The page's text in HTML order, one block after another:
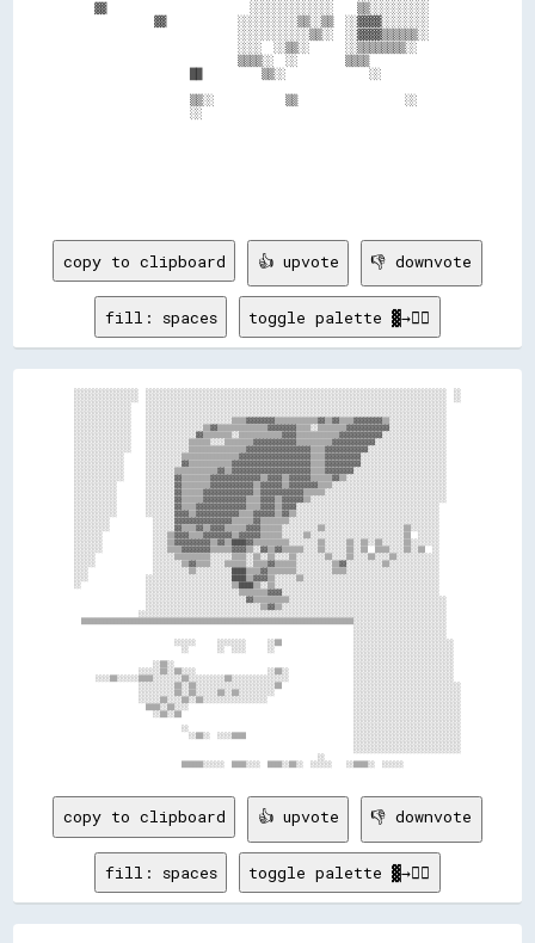
▓▓                        ░░░░░░░░░░░░░░    ▒▒░░░░░░░░░░
          ▓▓            ░░░░░░░░░░▒▒░░▒▒  ░░▓▓▓▓░░░░░░░░
                        ░░░░░░░░░░░░▒▒░░  ░░▓▓▓▓▒▒▒▒▒▒░░
                        ░░░░  ░░▒▒░░      ░░▒▒▒▒▒▒▒▒░░
                        ▒▒▒▒░░  ░░        ▒▒▒▒
                ██          ▒▒░░              ░░
                ▒▒░░            ▒▒                  ░░
                ░░
copy to clipboard 👍 upvote 👎 downvote
fill: spaces toggle palette ▓→✊🏽
░░░░░░░░░░░░░░░░░░  ░░░░░░░░░░░░░░░░░░░░░░░░░░░░░░░░░░░░░░░░░░░░░░░░░░░░░░░░░░░░░░░░░░░░░░░░░░░░░░░░░░░░  ░░
░░░░░░░░░░░░░░░░░░  ░░░░░░░░░░░░░░░░░░░░░░░░░░░░░░░░░░░░░░░░░░░░░░░░░░░░░░░░░░░░░░░░░░░░░░░░░░░░░░░░░░░░  ░░
░░░░░░░░░░░░░░░░    ░░░░░░░░░░░░░░░░░░░░░░░░░░░░░░░░░░░░░░░░░░░░░░░░░░░░░░░░░░░░░░░░░░░░░░░░░░░░░░░░░░░░
░░░░░░░░░░░░░░░░    ░░░░░░░░░░░░░░░░░░░░░░░░░░░░░░░░░░░░░░░░░░░░░░░░░░░░░░░░░░░░░░░░░░░░░░░░░░░░░░░░░░░░
░░░░░░░░░░░░░░░░    ░░░░░░░░░░░░░░░░░░░░░░░░▒▒▒▒▓▓▓▓▓▓▓▓▒▒▒▒▒▒▒▒▒▒▒▒▓▓▒▒▓▓▒▒▒▒▓▓▓▓▓▓▓▓▒▒░░░░░░░░░░░░░░░░
░░░░░░░░░░░░░░░░    ░░░░░░░░░░░░░░░░▒▒▓▓▒▒▒▒▒▒▒▒▒▒▒▒▒▒▓▓▓▓▓▓▓▓▒▒▒▒░░▒▒▒▒▒▒▒▒▓▓▓▓▓▓▓▓▓▓▓▓░░░░░░░░░░░░░░░░
░░░░░░░░░░░░░░░░    ░░░░░░░░░░░░░░▓▓▒▒▒▒▒▒▒▒░░▒▒▒▒▒▒▒▒▒▒▒▒▓▓▓▓▒▒▒▒▒▒▒▒▒▒▒▒▓▓▓▓▓▓▓▓▓▓▓▓░░░░░░░░░░░░░░░░░░
░░░░░░░░░░░░░░░░    ░░░░░░░░░░░░▒▒▒▒▒▒░░░░▒▒▒▒▒▒▒▒▓▓▓▓▓▓▓▓▓▓▓▓▒▒▒▒▒▒▒▒▒▒▓▓▓▓▓▓▓▓▓▓▓▓░░░░░░░░░░░░░░░░░░░░
░░░░░░░░░░░░░░░░    ░░░░░░░░░░░░▒▒▒▒▒▒▒▒▒▒▒▒▒▒▒▒▓▓▓▓▓▓▓▓▓▓▓▓▓▓▓▓▓▓▒▒▒▒▓▓▓▓▓▓▓▓▓▓▓▓░░░░░░░░░░░░░░░░░░░░░░
░░░░░░░░░░░░░░      ░░░░░░░░░░▒▒▒▒▒▒▒▒▒▒▒▒▒▒▒▒▓▓▓▓▓▓▓▓▓▓▓▓▓▓▓▓▓▓▓▓▒▒▒▒▓▓▓▓▓▓▓▓▓▓░░░░░░░░░░░░░░░░░░░░░░░░
░░░░░░░░░░░░░░      ░░░░░░░░░░▓▓▒▒▒▒▒▒▒▒▒▒▒▒▓▓▓▓▓▓▓▓▓▓▓▓▓▓▓▓▓▓▓▓▓▓▒▒▒▒▓▓▓▓▓▓▓▓▓▓░░░░░░░░░░░░░░░░░░░░░░░░
░░░░░░░░░░░░░░      ░░░░░░░░▒▒▒▒▒▒▒▒▒▒▒▒▓▓▒▒▓▓▓▓▓▓▓▓▓▓▓▓▓▓▓▓▓▓▓▓▓▓▒▒▒▒▓▓▓▓▓▓▓▓░░░░░░░░░░░░░░░░░░░░░░░░░░
░░░░░░░░░░░░░░      ░░░░░░░░▓▓▒▒▒▒▒▒▒▒▓▓▓▓▓▓▓▓▓▓▓▓▓▓▒▒▓▓▓▓▒▒▓▓▓▓▓▓▒▒▒▒▒▒▓▓▒▒░░░░░░░░░░░░░░░░░░░░░░░░░░░░
░░░░░░░░░░░░        ░░░░░░░░▓▓▒▒▒▒▒▒▒▒▓▓▓▓▓▓▓▓▓▓▓▓▒▒▓▓▓▓▓▓▒▒▓▓▓▓▓▓▓▓▒▒▒▒░░░░░░░░░░░░░░░░░░░░░░░░░░░░░░░░
░░░░░░░░░░░░        ░░░░░░░░▓▓▒▒▒▒▒▒▓▓▓▓▓▓▓▓▓▓▓▓▓▓▒▒▓▓▓▓▓▓▓▓▓▓▓▓▒▒▒▒▒▒░░░░░░░░░░░░░░░░░░░░░░░░░░░░░░░░░░
░░░░░░░░░░░░        ░░░░░░░░▓▓▒▒▒▒▒▒▓▓▓▓▓▓▓▓▓▓▓▓▒▒▒▒▓▓▓▓▒▒▓▓▓▓▓▓▒▒░░░░░░░░░░░░░░░░░░░░░░░░░░░░░░░░░░░░░░
░░░░░░░░░░░░        ░░░░░░░░▓▓▒▒▒▒▓▓▓▓▓▓▓▓▓▓▓▓▓▓▒▒▒▒▓▓▓▓▒▒▓▓▓▓░░░░░░░░░░░░░░░░░░░░░░░░░░░░░░░░░░░░░░░░
░░░░░░░░░░░░        ░░░░░░░░▓▓▓▓▒▒▓▓▓▓▓▓▓▓▓▓▓▓▒▒▒▒▓▓▓▓▓▓▒▒▓▓▒▒░░░░░░░░░░░░░░░░░░░░░░░░░░░░░░░░░░░░░░░░
░░░░░░░░░░            ░░░░░░▓▓▓▓▓▓▓▓▓▓▓▓▓▓▓▓▒▒▒▒▒▒▓▓▒▒▒▒▒▒▒▒░░░░░░░░░░░░░░░░░░░░░░░░░░░░░░░░░░░░░░░░░░
░░░░░░░░░░            ░░░░░░▓▓▒▒▒▒▓▓▒▒▓▓▓▓▒▒▒▒▒▒▓▓▓▓▒▒▒▒▒▒░░░░░░░░░░▒▒░░░░░░░░░░░░░░░░░░░░░░▒▒░░░░░░░░
░░░░░░░░              ░░░░▒▒▓▓▓▓▒▒▒▒▓▓▓▓▓▓▓▓▒▒▓▓▓▓▓▓▒▒▒▒▒▒░░░░░░▒▒░░░░░░░░░░░░░░░░░░░░░░░░░░▒▒  ░░░░░░
░░░░░░░░              ░░░░▒▒▓▓▓▓▓▓▓▓▓▓▒▒▓▓▒▒████▓▓▒▒▒▒▒▒▒▒▒▒░░░░░░░░▒▒░░░░░░▒▒░░▒▒░░▒▒░░░░░░▒▒░░░░░░░░
░░░░░░░░              ░░░░▒▒▒▒▓▓▓▓▓▓▓▓▒▒▒▒▒▒▓▓▓▓▒▒░░▓▓▒▒▓▓▒▒▒▒▒▒░░░░▒▒░░░░░░▒▒░░▒▒  ▒▒▒▒░░░░▒▒░░▒▒  ░░
░░░░░░                ░░░░░░▒▒▒▒▒▒▒▒▒▒░░░░░░▒▒▒▒░░▒▒░░▒▒░░░░▒▒░░░░░░░░▒▒░░░░▒▒░░░░▒▒░░░░▒▒░░░░░░░░░░░░
░░░░░░                ░░░░░░░░▒▒▓▓▒▒▒▒░░░░▒▒▒▒▒▒░░▒▒▒▒▓▓▒▒▒▒▒▒░░░░░░░░░░▒▒▓▓░░░░░░░░░░▒▒░░░░░░░░░░░░░░
░░░░                  ░░░░░░░░░░▒▒░░░░░░░░░░████▒▒▒▒▓▓▒▒▒▒▒▒▒▒░░░░░░░░░░▒▒▒▒░░░░░░░░░░░░░░░░░░░░░░░░░░
░░░░                ░░░░░░░░░░░░░░░░░░░░░░░░████▒▒▓▓▓▓▒▒░░░░░░▒▒░░░░░░░░░░░░░░░░░░░░░░░░░░░░░░░░░░░░░░
░░                  ░░░░░░░░░░░░░░░░░░░░░░░░▒▒████▒▒░░▒▒░░░░░░░░░░░░░░░░░░░░░░░░░░░░░░░░░░░░░░░░░░░░░░
                    ░░░░░░░░░░░░░░░░░░░░░░░░░░▒▒▒▒▒▒▒▒▓▓▓▓░░░░░░░░░░░░░░░░░░░░░░░░░░░░░░░░░░░░░░░░░░░░
                    ░░░░░░░░░░░░░░░░░░░░░░░░░░░░▓▓▒▒▒▒▒▒▒▒▒▒░░░░░░░░░░░░░░░░░░░░░░░░░░░░░░░░░░░░░░░░░░░░
                    ░░░░░░░░░░░░░░░░░░░░░░░░░░░░░░░░▒▒▓▓▒▒░░░░░░░░░░░░░░░░░░░░░░░░░░░░░░░░░░░░░░░░░░░░░░
                  ░░░░░░░░░░░░░░░░░░░░░░░░░░░░░░░░░░░░░░░░░░░░░░░░░░░░░░░░░░░░░░░░░░░░░░░░░░░░░░░░░░░░░░
  ▒▒▒▒▒▒▒▒▒▒▒▒▒▒▒▒▒▒▒▒▒▒▒▒▒▒▒▒▒▒▒▒▒▒▒▒▒▒▒▒▒▒▒▒▒▒▒▒▒▒▒▒▒▒▒▒▒▒▒▒▒▒▒▒▒▒▒▒▒▒▒▒▒▒▒▒░░░░░░░░░░░░░░░░░░░░░░░░░░
                                                                              ░░░░░░░░░░░░░░░░░░░░░░░░░░
                                                                              ░░░░░░░░░░░░░░░░░░░░░░░░░░
                            ░░░░░░      ░░░░░░░░      ░░▒▒                    ░░░░░░░░░░░░░░░░░░░░░░░░░░░░
                              ░░        ░░  ░░░░      ░░                      ░░░░░░░░░░░░░░░░░░░░░░░░░░░░
                                                                              ░░░░░░░░░░░░░░░░░░░░░░░░░░░░
                      ░░▒▒░░                                                  ░░░░░░░░░░░░░░░░░░░░░░░░░░░░
                  ░░░░░░▒▒░░▒▒░░░░                    ░░▒▒░░                  ░░░░░░░░░░░░░░░░░░░░░░░░░░░░
      ░░░░▒▒░░░░░░▒▒▒▒░░░░░░░░▒▒░░░░░░░░░░▒▒░░░░░░░░░░░░░░░░                  ░░░░░░░░░░░░░░░░░░░░░░░░░░░░
                  ░░░░░░░░░░▒▒░░▒▒░░░░░░░░░░░░░░░░░░░░░░▒▒                    ░░░░░░░░░░░░░░░░░░░░░░░░░░░░░░
                  ░░░░░░░░░░▒▒░░▒▒░░░░░░▒▒░░▒▒░░░░░░░░░░                      ░░░░░░░░░░░░░░░░░░░░░░░░░░░░░░
                  ░░░░░░▒▒░░░░▒▒░░▒▒░░░░░░░░░░░░░░░░░░                        ░░░░░░░░░░░░░░░░░░░░░░░░░░░░░░
                    ▒▒▒▒░░▒▒░░░░                                              ░░░░░░░░░░░░░░░░░░░░░░░░░░░░░░
                      ░░▒▒░░▒▒                                                ░░░░░░░░░░░░░░░░░░░░░░░░░░░░░░
                                                                              ░░░░░░░░░░░░░░░░░░░░░░░░░░░░░░
                              ░░                                              ░░░░░░░░░░░░░░░░░░░░░░░░░░░░░░
                                ░░▒▒░░  ░░░░▒▒▒▒                              ░░░░░░░░░░░░░░░░░░░░░░░░░░░░░░
                                                                              ░░░░░░░░░░░░░░░░░░░░░░░░░░░░░░
                                                                              ░░░░░░░░░░░░░░░░░░░░░░░░░░░░░░
                                                                    ░░
copy to clipboard 👍 upvote 👎 downvote
fill: spaces toggle palette ▓→✊🏽